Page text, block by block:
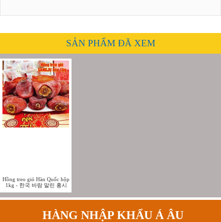
SẢN PHẨM ĐÃ XEM
Hồng treo gió Hàn Quốc hộp
1kg - 한국 바람 말린 홍시
HÀNG NHẬP KHẨU Á ÂU